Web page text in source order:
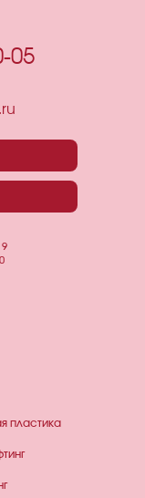
пластика
05